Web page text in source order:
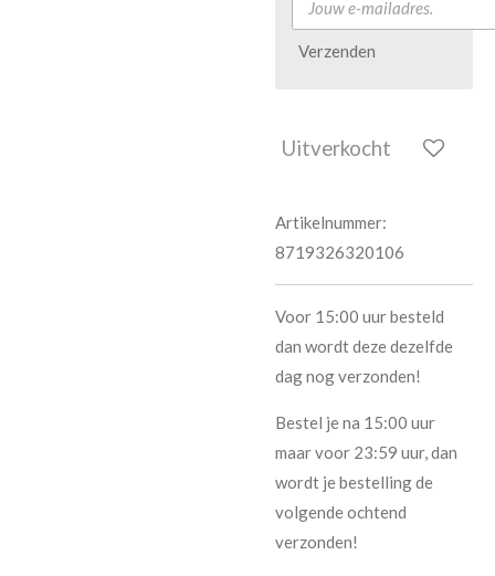
Verzenden
Uitverkocht
Artikelnummer:
8719326320106
Voor 15:00 uur besteld
dan wordt deze dezelfde
dag nog verzonden!
Bestel je na 15:00 uur
maar voor 23:59 uur, dan
wordt je bestelling de
volgende ochtend
verzonden!